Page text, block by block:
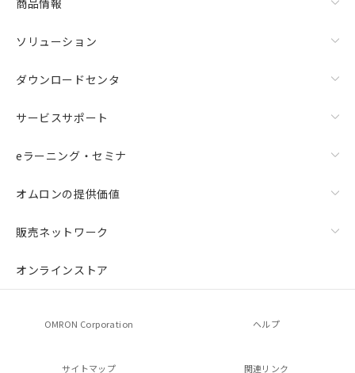
ソリューション
ダウンロードセンタ
サービスサポート
eラーニング・セミナ
オムロンの提供価値
販売ネットワーク
オンラインストア
OMRON Corporation ヘルプ
サイトマップ 関連リンク